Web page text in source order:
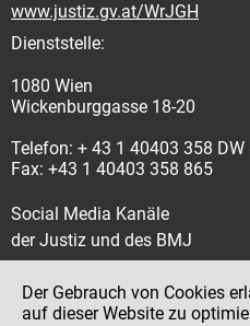
www.justiz.gv.at/WrJGH
Dienststelle:
1080 Wien
Wickenburggasse 18-20
Telefon: + 43 1 40403 358
Fax: +43 1 40403 358 865
Social Media Kanäle
der Justiz und des BMJ
Der Gebrauch von Cookies
auf dieser Website zu